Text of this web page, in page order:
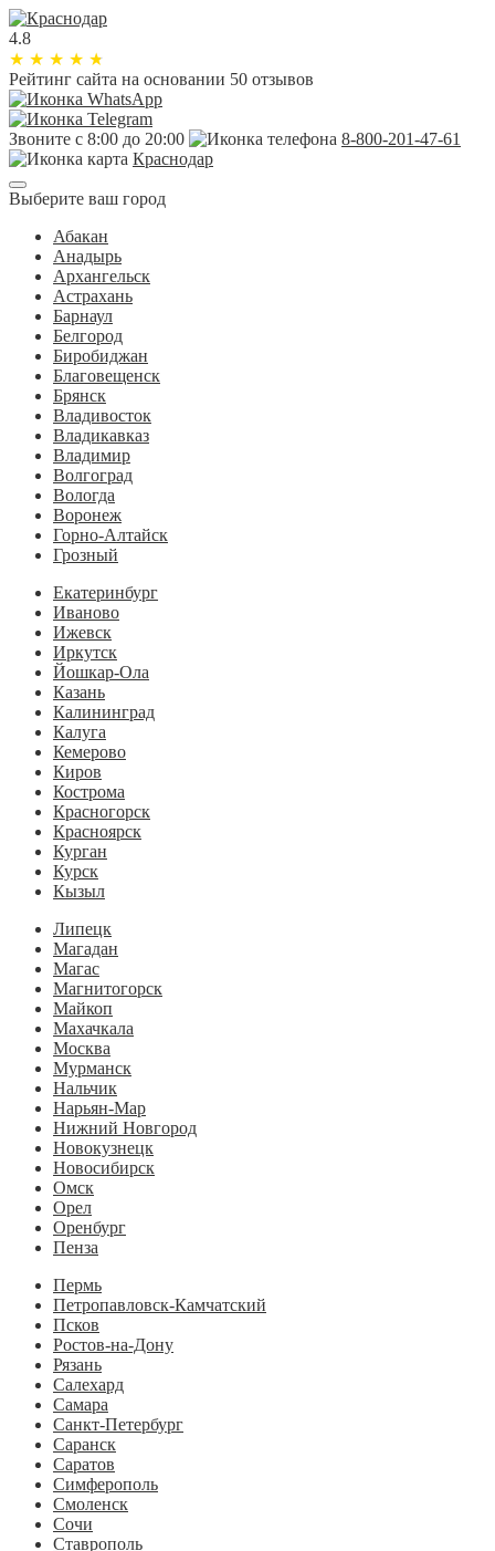
4.8
★ ★ ★ ★ ★
Рейтинг сайта на основании 50 отзывов
Звоните с 8:00 до 20:00
8-800-201-47-61
Краснодар
Выберите ваш город
Абакан
Анадырь
Архангельск
Астрахань
Барнаул
Белгород
Биробиджан
Благовещенск
Брянск
Владивосток
Владикавказ
Владимир
Волгоград
Вологда
Воронеж
Горно-Алтайск
Грозный
Екатеринбург
Иваново
Ижевск
Иркутск
Йошкар-Ола
Казань
Калининград
Калуга
Кемерово
Киров
Кострома
Красногорск
Красноярск
Курган
Курск
Кызыл
Липецк
Магадан
Магас
Магнитогорск
Майкоп
Махачкала
Москва
Мурманск
Нальчик
Нарьян-Мар
Нижний Новгород
Новокузнецк
Новосибирск
Омск
Орел
Оренбург
Пенза
Пермь
Петропавловск-Камчатский
Псков
Ростов-на-Дону
Рязань
Салехард
Самара
Санкт-Петербург
Саранск
Саратов
Симферополь
Смоленск
Сочи
Ставрополь